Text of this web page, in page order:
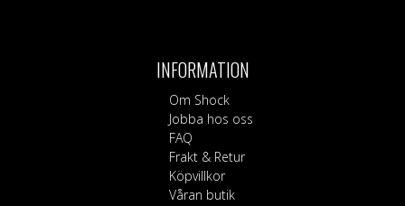
INFORMATION
Om Shock
Jobba hos oss
FAQ
Frakt & Retur
Köpvillkor
Våran butik